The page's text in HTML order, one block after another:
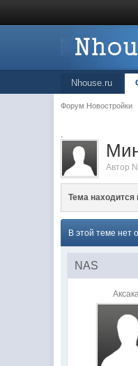
Nhouse.ru
Форум Новостройки
.
Автор
Тема находится
В этой теме нет
NAS